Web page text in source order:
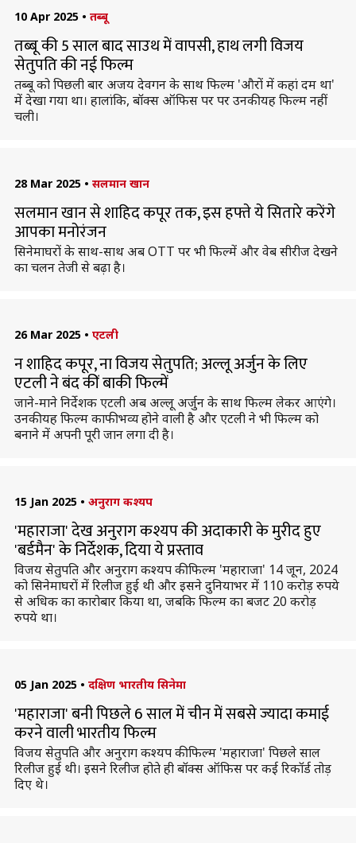
10 Apr 2025 • तब्बू
तब्बू की 5 साल बाद साउथ में वापसी, हाथ लगी विजय
सेतुपति की नई फिल्म
तब्बू को पिछली बार अजय देवगन के साथ फिल्म 'औरों में कहां दम था'
में देखा गया था। हालांकि, बॉक्स ऑफिस पर पर उनकी यह फिल्म नहीं
चली।
28 Mar 2025 • सलमान खान
सलमान खान से शाहिद कपूर तक, इस हफ्ते ये सितारे करेंगे
आपका मनोरंजन
सिनेमाघरों के साथ-साथ अब OTT पर भी फिल्में और वेब सीरीज देखने
का चलन तेजी से बढ़ा है।
26 Mar 2025 • एटली
न शाहिद कपूर, ना विजय सेतुपति; अल्लू अर्जुन के लिए
एटली ने बंद कीं बाकी फिल्में
जाने-माने निर्देशक एटली अब अल्लू अर्जुन के साथ फिल्म लेकर आएंगे।
उनकी यह फिल्म काफी भव्य होने वाली है और एटली ने भी फिल्म को
बनाने में अपनी पूरी जान लगा दी है।
15 Jan 2025 • अनुराग कश्यप
'महाराजा' देख अनुराग कश्यप की अदाकारी के मुरीद हुए
'बर्डमैन' के निर्देशक, दिया ये प्रस्ताव
विजय सेतुपति और अनुराग कश्यप की फिल्म 'महाराजा' 14 जून, 2024
को सिनेमाघरों में रिलीज हुई थी और इसने दुनियाभर में 110 करोड़ रुपये
से अधिक का कारोबार किया था, जबकि फिल्म का बजट 20 करोड़
रुपये था।
05 Jan 2025 • दक्षिण भारतीय सिनेमा
'महाराजा' बनी पिछले 6 साल में चीन में सबसे ज्यादा कमाई
करने वाली भारतीय फिल्म
विजय सेतुपति और अनुराग कश्यप की फिल्म 'महाराजा' पिछले साल
रिलीज हुई थी। इसने रिलीज होते ही बॉक्स ऑफिस पर कई रिकॉर्ड तोड़
दिए थे।